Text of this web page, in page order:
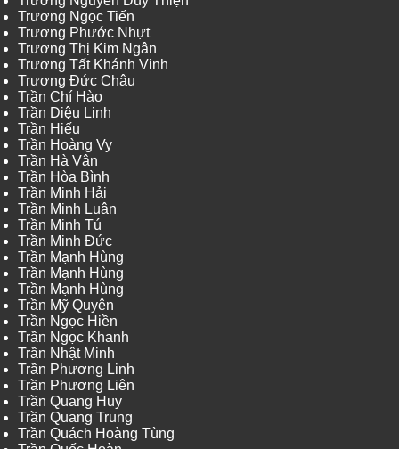
Trương Ngọc Tiến
Trương Phước Nhựt
Trương Thị Kim Ngân
Trương Tất Khánh Vinh
Trương Đức Châu
Trần Chí Hào
Trần Diệu Linh
Trần Hiếu
Trần Hoàng Vy
Trần Hà Vân
Trần Hòa Bình
Trần Minh Hải
Trần Minh Luân
Trần Minh Tú
Trần Minh Đức
Trần Mạnh Hùng
Trần Mạnh Hùng
Trần Mạnh Hùng
Trần Mỹ Quyên
Trần Ngọc Hiền
Trần Ngọc Khanh
Trần Nhật Minh
Trần Phương Linh
Trần Phương Liên
Trần Quang Huy
Trần Quang Trung
Trần Quách Hoàng Tùng